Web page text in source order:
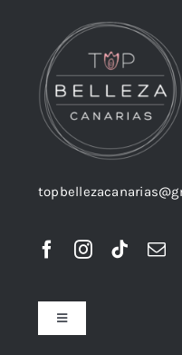
Toggle
Navigation